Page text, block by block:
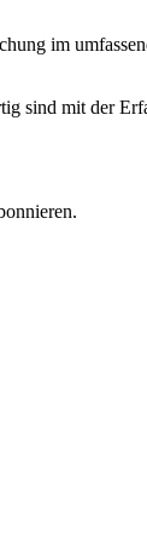
im
sind mit der